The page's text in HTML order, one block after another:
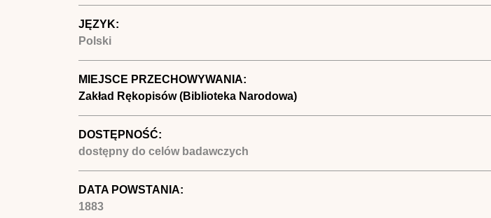
JĘZYK:
Polski
MIEJSCE PRZECHOWYWANIA:
Zakład Rękopisów (Biblioteka Narodowa)
DOSTĘPNOŚĆ:
dostępny do celów badawczych
DATA POWSTANIA:
1883